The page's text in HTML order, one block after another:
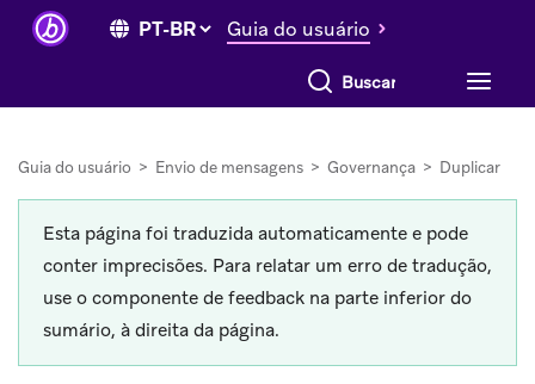
Guia do usuário
Buscar tudo
Guia do usuário > Envio de mensagens > Governança > Duplicar
Esta página foi traduzida automaticamente e pode
conter imprecisões. Para relatar um erro de tradução,
use o componente de feedback na parte inferior do
sumário, à direita da página.